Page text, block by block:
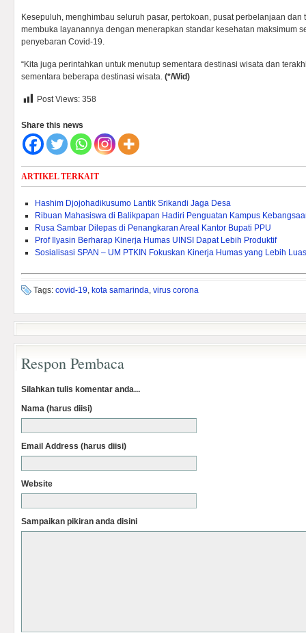
Kesepuluh, menghimbau seluruh pasar, pertokoan, pusat perbelanjaan dan
membuka layanannya dengan menerapkan standar kesehatan maksimum
penyebaran Covid-19.
“Kita juga perintahkan untuk menutup sementara destinasi wisata dan
sementara beberapa destinasi wisata. (*/Wid)
Post Views: 358
Share this news
ARTIKEL TERKAIT
Hashim Djojohadikusumo Lantik Srikandi Jaga Desa
Ribuan Mahasiswa di Balikpapan Hadiri Penguatan Kampus
Rusa Sambar Dilepas di Penangkaran Areal Kantor Bupati PPU
Prof Ilyasin Berharap Kinerja Humas UINSI Dapat Lebih Produktif
Sosialisasi SPAN – UM PTKIN Fokuskan Kinerja Humas yang Lebih Luas
Tags: covid-19, kota samarinda, virus corona
Respon Pembaca
Silahkan tulis komentar anda...
Nama (harus diisi)
Email Address (harus diisi)
Website
Sampaikan pikiran anda disini